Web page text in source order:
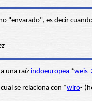
"envarado", es decir
una raíz indoeuropea *weis-
cual se relaciona con *wiro-